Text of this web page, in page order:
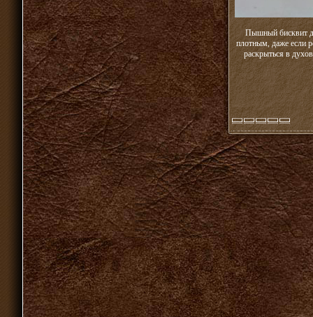
Пышный бисквит
плотным, даже если
раскрыться в